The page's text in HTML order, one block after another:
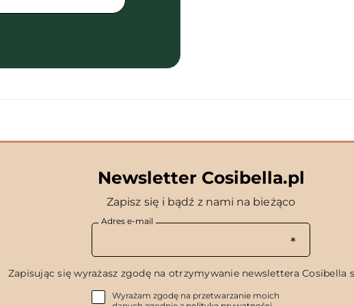
Newsletter Cosibella.pl
Zapisz się i bądź z nami na bieżąco
Adres e-mail
Zapisując się wyrażasz zgodę na otrzymywanie newslettera Cosibella
Wyrażam zgodę na przetwarzanie moich